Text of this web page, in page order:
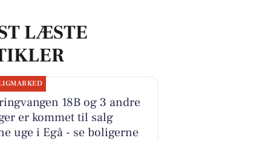
LÆSTE
18B og 3 andre
er kommet til salg
uge i Egå - se boligerne